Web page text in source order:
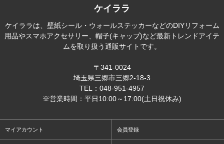
ケイララ
ケイララは、壁紙シール・ウォールステッカーなどのDIYリフォーム
用品やスマホアクセサリー、帽子(キャップ)など最新トレンドアイテ
ムを取り扱う通販サイトです。
〒341-0024
埼玉県三郷市三郷2-18-3
TEL：048-951-4957
※営業時間：平日10:00～17:00(土日祝休み)
マイアカウント 会員登録